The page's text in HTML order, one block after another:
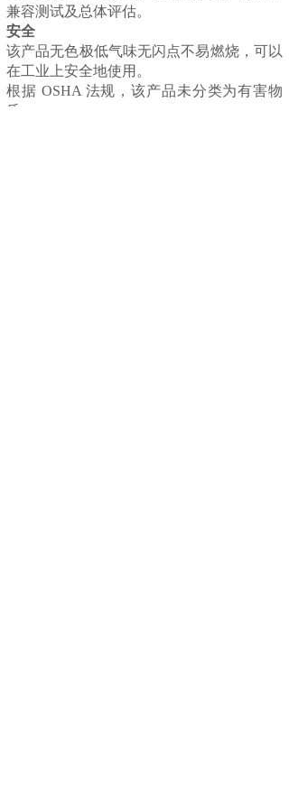
兼容测试及总体评估。
安全
该产品无色极低气味无闪点不易燃烧，可以
在工业上安全地使用。
根据 OSHA 法规，该产品未分类为有害物
质